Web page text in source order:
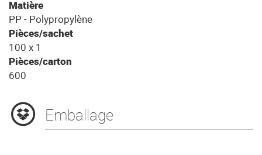
Matière
PP - Polypropylène
Pièces/sachet
100 x 1
Pièces/carton
600
Emballage